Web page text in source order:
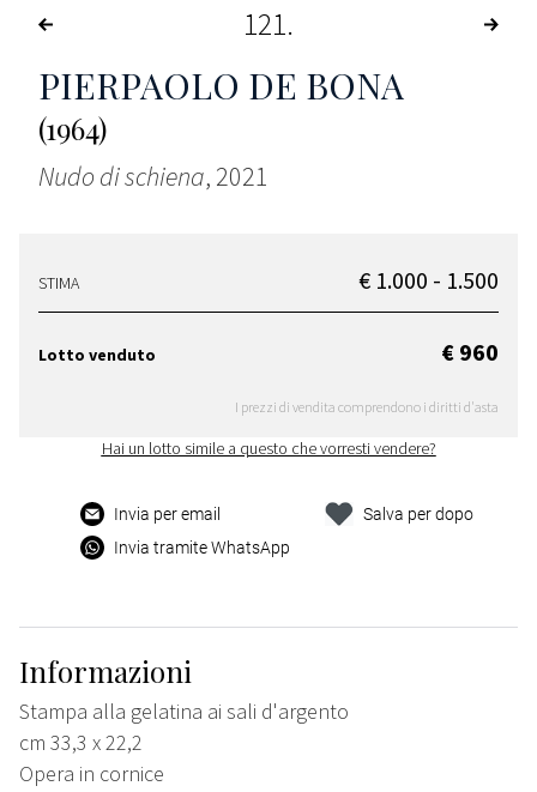
121
PIERPAOLO DE BONA
(1964)
Nudo di schiena, 2021
STIMA € 1.000 - 1.500
Lotto venduto € 960
I prezzi di vendita comprendono i diritti d'asta
Hai un lotto simile a questo che vorresti vendere?
Invia per email
Invia tramite WhatsApp
Salva per dopo
Informazioni
Stampa alla gelatina ai sali d'argento
cm 33,3 x 22,2
Opera in cornice